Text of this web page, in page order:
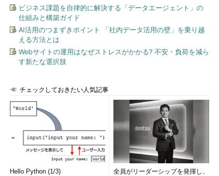
ビジネス課題を自律的に解決する「データエージェント」の
仕組みと構築ガイド
AI活用のつまずきポイント 「社内データ活用の壁」を乗り越
える方法とは
Webサイトの運用はなぜストレスがかかる? 不安・負荷を減ら
す新たな選択肢
チェックしておきたい人気記事
Hello Python (1/3)
全員がリーダーシップを発揮し、